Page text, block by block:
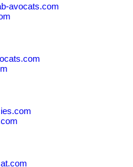
avocats.com